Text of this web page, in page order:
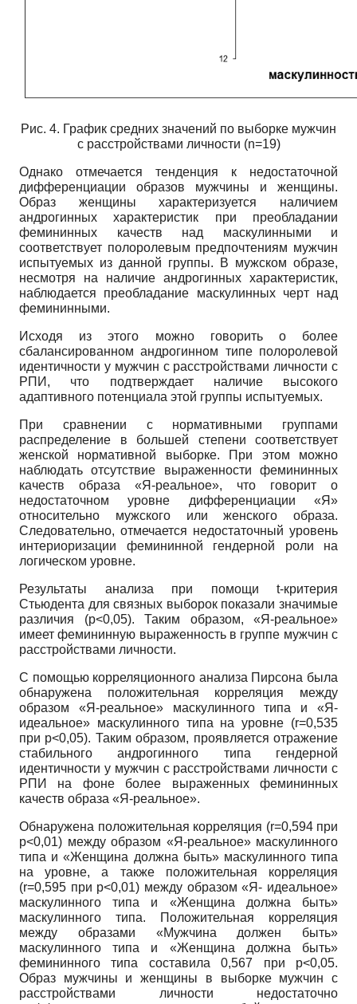
Рис. 4. График средних значений по выборке мужчин
с расстройствами личности (n=19)
Однако отмечается тенденция к недостаточной
дифференциации образов мужчины и женщины.
Образ женщины характеризуется наличием
андрогинных характеристик при преобладании
фемининных качеств над маскулинными и
соответствует полоролевым предпочтениям мужчин
испытуемых из данной группы. В мужском образе,
несмотря на наличие андрогинных характеристик,
наблюдается преобладание маскулинных черт над
фемининными.
Исходя из этого можно говорить о более
сбалансированном андрогинном типе полоролевой
идентичности у мужчин с расстройствами личности с
РПИ, что подтверждает наличие высокого
адаптивного потенциала этой группы испытуемых.
При сравнении с нормативными группами
распределение в большей степени соответствует
женской нормативной выборке. При этом можно
наблюдать отсутствие выраженности фемининных
качеств образа «Я-реальное», что говорит о
недостаточном уровне дифференциации «Я»
относительно мужского или женского образа.
Следовательно, отмечается недостаточный уровень
интериоризации фемининной гендерной роли на
логическом уровне.
Результаты анализа при помощи t-критерия
Стьюдента для связных выборок показали значимые
различия (p<0,05). Таким образом, «Я-реальное»
имеет фемининную выраженность в группе мужчин с
расстройствами личности.
С помощью корреляционного анализа Пирсона была
обнаружена положительная корреляция между
образом «Я-реальное» маскулинного типа и «Я-
идеальное» маскулинного типа на уровне (r=0,535
при p<0,05). Таким образом, проявляется отражение
стабильного андрогинного типа гендерной
идентичности у мужчин с расстройствами личности с
РПИ на фоне более выраженных фемининных
качеств образа «Я-реальное».
Обнаружена положительная корреляция (r=0,594 при
p<0,01) между образом «Я-реальное» маскулинного
типа и «Женщина должна быть» маскулинного типа
на уровне, а также положительная корреляция
(r=0,595 при p<0,01) между образом «Я- идеальное»
маскулинного типа и «Женщина должна быть»
маскулинного типа. Положительная корреляция
между образами «Мужчина должен быть»
маскулинного типа и «Женщина должна быть»
фемининного типа составила 0,567 при p<0,05.
Образ мужчины и женщины в выборке мужчин с
расстройствами личности недостаточно